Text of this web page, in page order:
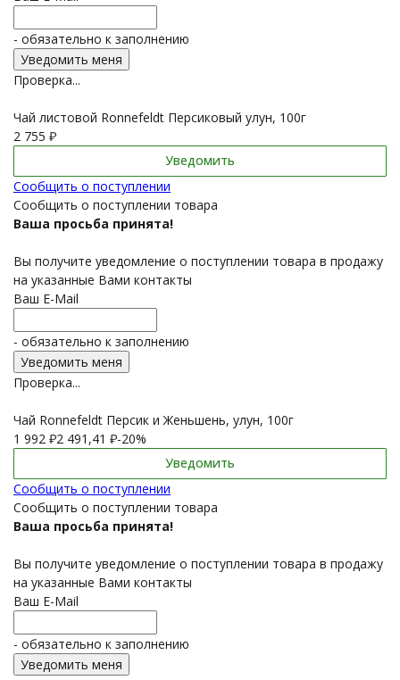
- обязательно к заполнению
Проверка...
Чай листовой Ronnefeldt Персиковый улун, 100г
2 755 ₽
Уведомить
Сообщить о поступлении
Сообщить о поступлении товара
Ваша просьба принята!
Вы получите уведомление о поступлении товара в продажу
на указанные Вами контакты
Ваш E-Mail
- обязательно к заполнению
Проверка...
Чай Ronnefeldt Персик и Женьшень, улун, 100г
1 992 ₽2 491,41 ₽-20%
Уведомить
Сообщить о поступлении
Сообщить о поступлении товара
Ваша просьба принята!
Вы получите уведомление о поступлении товара в продажу
на указанные Вами контакты
Ваш E-Mail
- обязательно к заполнению